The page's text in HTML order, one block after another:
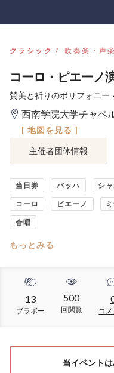
クラシック 吹奏楽・声
コーロ・ピエーノ
賛美と祈りのポリフォニー
西南学院大学チャペ
[ 地図を見る ]
主催者団体情報
当日券 バッハ シ
コーロ ピエーノ
合唱
もっとみる
13
ブラボー
500
回閲覧 コ
当イベント